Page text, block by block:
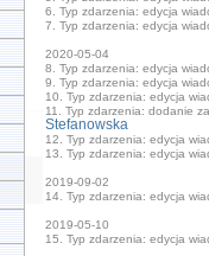
6. Typ zdarzenia: edycja
7. Typ zdarzenia: edycja
2020-05-04
8. Typ zdarzenia: edycja
9. Typ zdarzenia: edycja
10. Typ zdarzenia: edycja
11. Typ zdarzenia: dodanie
Stefanowska
12. Typ zdarzenia: edycja
13. Typ zdarzenia: edycja
2019-09-02
14. Typ zdarzenia: edycja
2019-05-10
15. Typ zdarzenia: edycja